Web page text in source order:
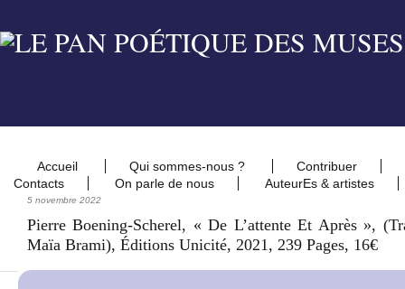
Accueil Qui sommes-nous ?
Contribuer
Contacts
On parle de nous AuteurEs & artistes
5 novembre 2022
Pierre Boening-Scherel, « De L’attente Et Après »,
Maïa Brami), Éditions Unicité, 2021, 239 Pages, 16€